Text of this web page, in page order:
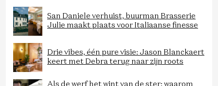
San Daniele verhuist, buurman Brasserie
Julie maakt plaats voor Italiaanse finesse
Drie vibes, één pure visie: Jason Blanckaert
keert met Debra terug naar zijn roots
Als de werf het wint van de ster: waarom